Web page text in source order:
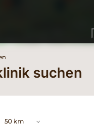
suchen
50 km